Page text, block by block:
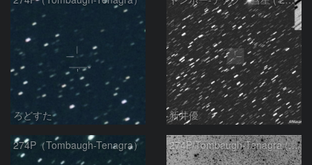
ろどすた 新井優
274P（Tombaugh-Tenagra） 274P/Tombaugh-Tenagra (unconfirmed) and NGC2174